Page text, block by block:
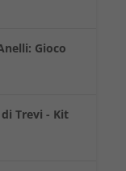
Gioco
Trevi - Kit